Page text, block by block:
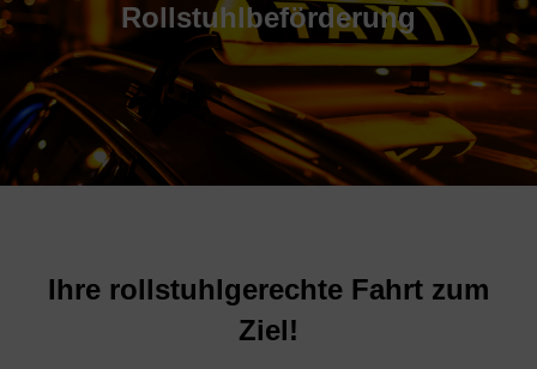
Rollstuhlbeförderung
Sie befinden sich hier:
Ihre rollstuhlgerechte Fahrt zum
Ziel!